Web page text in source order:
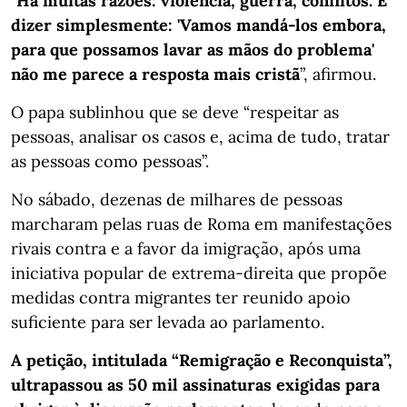
dizer simplesmente: 'Vamos mandá-los embora,
para que possamos lavar as mãos do problema'
não me parece a resposta mais cristã”, afirmou.
O papa sublinhou que se deve “respeitar as
pessoas, analisar os casos e, acima de tudo, tratar
as pessoas como pessoas”.
No sábado, dezenas de milhares de pessoas
marcharam pelas ruas de Roma em manifestações
rivais contra e a favor da imigração, após uma
iniciativa popular de extrema-direita que propõe
medidas contra migrantes ter reunido apoio
suficiente para ser levada ao parlamento.
A petição, intitulada “Remigração e Reconquista”,
ultrapassou as 50 mil assinaturas exigidas para